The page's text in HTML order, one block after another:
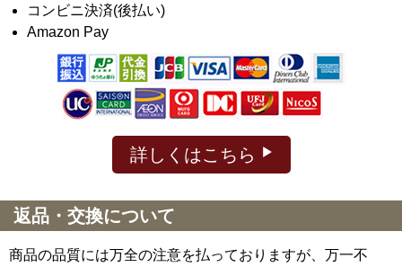
コンビニ決済(後払い)
Amazon Pay
詳しくはこちら
返品・交換について
商品の品質には万全の注意を払っておりますが、万一不